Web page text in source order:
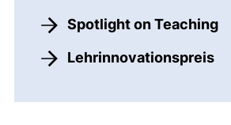
Spotlight on Teaching
Lehrinnovationspreis